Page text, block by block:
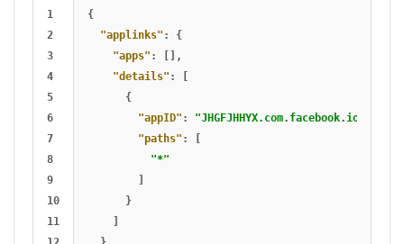
1
2
3
4
5
6
7
8
9
10
11
{
"applinks" :
{
"apps" :
[],
"details" :
{
"appID" : "JHGFJHHYX.com.facebook.ios"
"paths" :
"*"
}